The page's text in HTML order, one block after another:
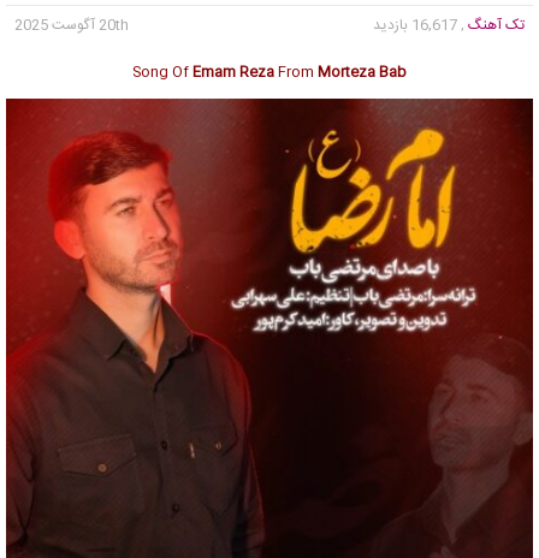
تک آهنگ , 16,617 بازدید
20th آگوست 2025
Song OfEmam RezaFrom Morteza Bab